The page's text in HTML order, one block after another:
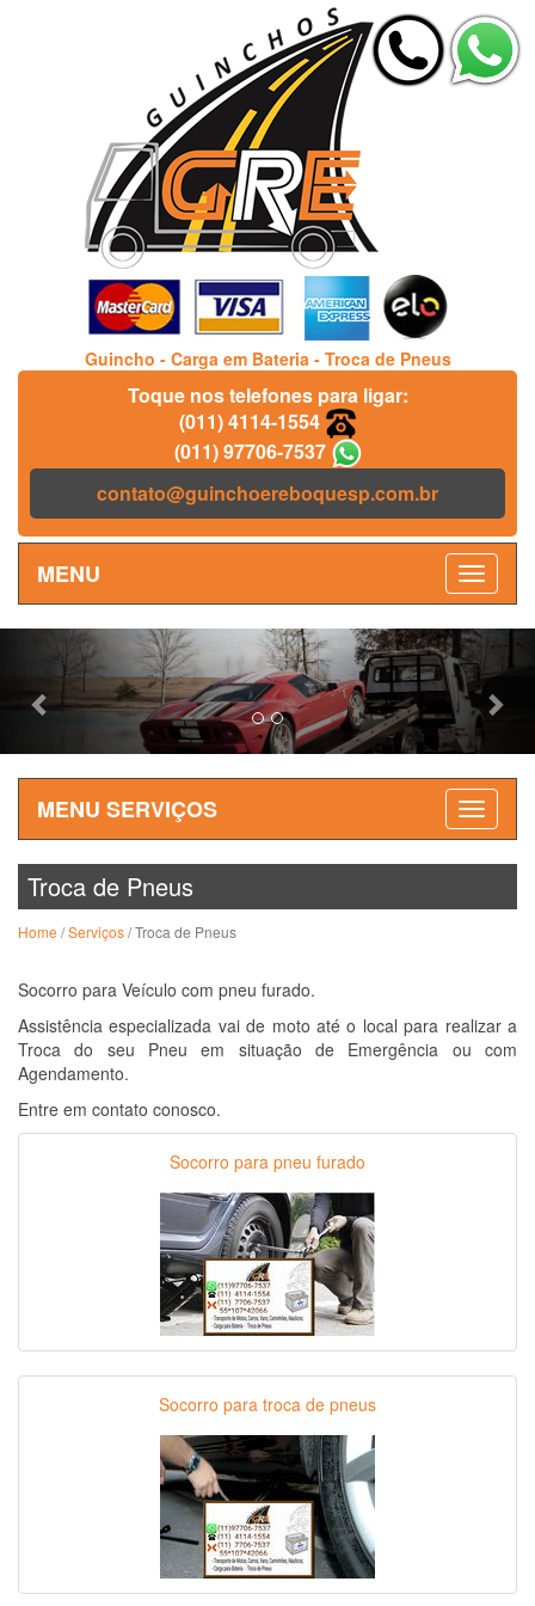
Guincho - Carga em Bateria - Troca de Pneus
Toque nos telefones para ligar:
(011) 4114-1554
(011) 97706-7537
contato@guinchoereboquesp.com.br
MENU
Previous
MENU SERVIÇOS
Troca de Pneus
Home /Serviços/ Troca de Pneus
Socorro para Veículo com pneu furado.
Assistência especializada vai de moto até o local para realizar a
Troca do seu Pneu em situação de Emergência ou com
Agendamento.
Entre em contato conosco.
Socorro para pneu furado
Socorro para troca de pneus